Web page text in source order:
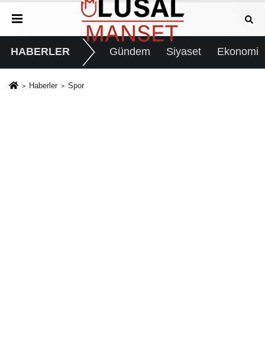
HABERLER Gündem Siyaset Ekonomi
Haberler Spor